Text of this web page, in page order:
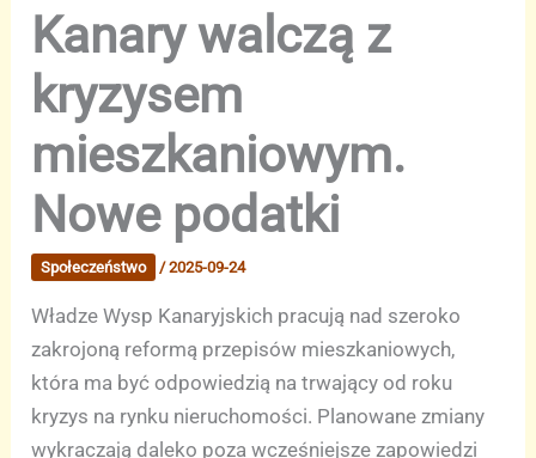
Kanary walczą z
kryzysem
mieszkaniowym.
Nowe podatki
Społeczeństwo /2025-09-24
Władze Wysp Kanaryjskich pracują nad szeroko
zakrojoną reformą przepisów mieszkaniowych,
która ma być odpowiedzią na trwający od roku
kryzys na rynku nieruchomości. Planowane zmiany
wykraczają daleko poza wcześniejsze zapowiedzi